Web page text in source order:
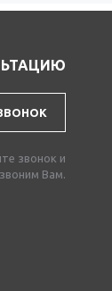
звонок и
Вам.